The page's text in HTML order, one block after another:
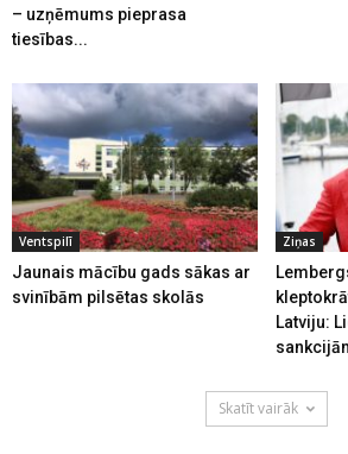
– uzņēmums pieprasa
tiesības...
Ventspilī
Jaunais mācību gads sākas ar
svinībām pilsētas skolās
Ziņas
Latviju:
Skatīt vairāk